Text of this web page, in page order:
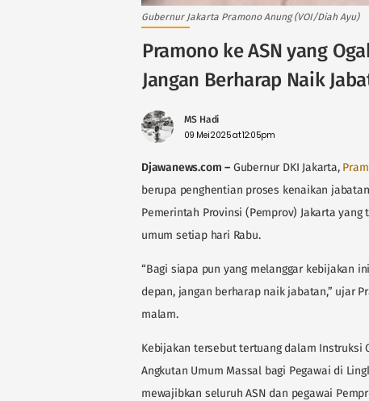
Gubernur Jakarta Pramono Anung (VOI/Diah Ayu)
Pramono ke ASN yang
Jangan Berharap Naik
MS Hadi
09 Mei 2025 at 12:05pm
Djawanews.com – Gubernur DKI Jakarta,
berupa penghentian proses kenaikan
Pemerintah Provinsi (Pemprov) Jakarta
umum setiap hari Rabu.
“Bagi siapa pun yang melanggar kebijakan
depan, jangan berharap naik jabatan,” ujar
malam.
Kebijakan tersebut tertuang dalam Instruksi
Angkutan Umum Massal bagi Pegawai di
mewajibkan seluruh ASN dan pegawai